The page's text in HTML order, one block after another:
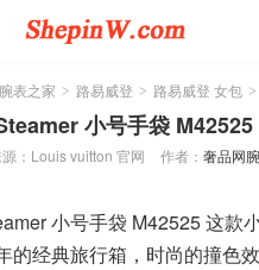
表之家 > 路易威登 > 路易威登 女包 >
小号手袋 M42525
：Louis vuitton 官网 作者： 奢品网
小号手袋 M42525 这款
的经典旅行箱，时尚的撞色